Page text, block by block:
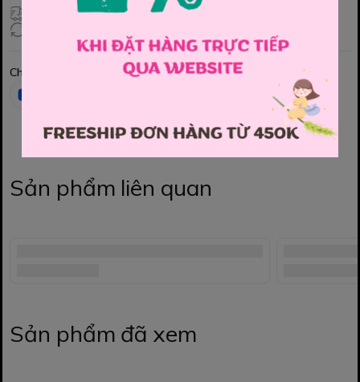
Giao hàng toàn quốc
Chia sẻ
Sản phẩm liên quan
Sản phẩm đã xem